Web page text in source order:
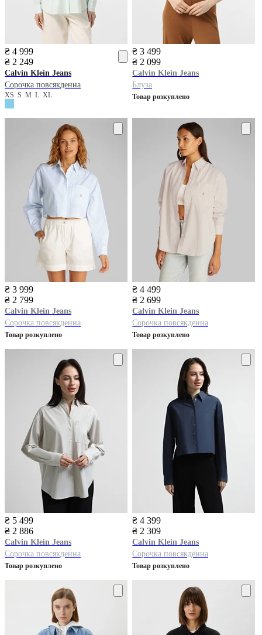
₴ 4 999
₴ 2 249
Calvin Klein Jeans
Сорочка повсякденна
XS S M L XL
₴ 3 499
₴ 2 099
Calvin Klein Jeans
Блуза
Товар розкуплено
₴ 3 999
₴ 2 799
Calvin Klein Jeans
Сорочка повсякденна
Товар розкуплено
₴ 4 499
₴ 2 699
Calvin Klein Jeans
Сорочка повсякденна
Товар розкуплено
₴ 5 499
₴ 2 886
Calvin Klein Jeans
Сорочка повсякденна
Товар розкуплено
₴ 4 399
₴ 2 309
Calvin Klein Jeans
Сорочка повсякденна
Товар розкуплено